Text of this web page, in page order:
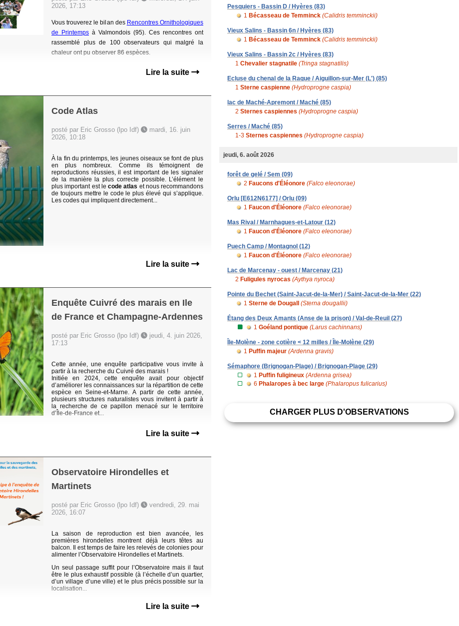
Pesquiers - Bassin D / Hyères (83)
1 Bécasseau de Temminck (Calidris temminckii)
Vieux Salins - Bassin 6n / Hyères (83)
1 Bécasseau de Temminck (Calidris temminckii)
Vieux Salins - Bassin 2c / Hyères (83)
1 Chevalier stagnatile (Tringa stagnatilis)
Ecluse du chenal de la Raque / Aiguillon-sur-Mer (L') (85)
1 Sterne caspienne (Hydroprogne caspia)
lac de Maché-Apremont / Maché (85)
2 Sternes caspiennes (Hydroprogne caspia)
Serres / Maché (85)
1-3 Sternes caspiennes (Hydroprogne caspia)
jeudi, 6. août 2026
forêt de gelé / Sem (09)
2 Faucons d'Éléonore (Falco eleonorae)
Orlu [E612N6177] / Orlu (09)
1 Faucon d'Éléonore (Falco eleonorae)
Mas Rival / Marnhagues-et-Latour (12)
1 Faucon d'Éléonore (Falco eleonorae)
Puech Camp / Montagnol (12)
1 Faucon d'Éléonore (Falco eleonorae)
Lac de Marcenay - ouest / Marcenay (21)
2 Fuligules nyrocas (Aythya nyroca)
Pointe du Bechet (Saint-Jacut-de-la-Mer) / Saint-Jacut-de-la-Mer (22)
1 Sterne de Dougall (Sterna dougallii)
Étang des Deux Amants (Anse de la prison) / Val-de-Reuil (27)
1 Goéland pontique (Larus cachinnans)
Île-Molène - zone cotière < 12 milles / Île-Molène (29)
1 Puffin majeur (Ardenna gravis)
Sémaphore (Brignogan-Plage) / Brignogan-Plage (29)
1 Puffin fuligineux (Ardenna grisea)
6 Phalaropes à bec large (Phalaropus fulicarius)
CHARGER PLUS D'OBSERVATIONS
2026, 17:13
Vous trouverez le bilan des Rencontres Ornithologiques
de Printemps à Valmondois (95). Ces rencontres ont
rassemblé plus de 100 observateurs qui malgré la
chaleur ont pu observer 86 espèces.
Lire la suite
Code Atlas
posté par Eric Grosso (lpo Idf)
mardi, 16. juin
2026, 10:18
À la fin du printemps, les jeunes oiseaux se font de plus
en plus nombreux. Comme ils témoignent de
reproductions réussies, il est important de les signaler
de la manière la plus correcte possible. L’élément le
plus important est le code atlas et nous recommandons
de toujours mettre le code le plus élevé qui s’applique.
Les codes qui impliquent directement...
Lire la suite
Enquête Cuivré des marais en Ile
de France et Champagne-Ardennes
posté par Eric Grosso (lpo Idf)
jeudi, 4. juin 2026,
17:13
Cette année, une enquête participative vous invite à
partir à la recherche du Cuivré des marais !
Initiée en 2024, cette enquête avait pour objectif
d’améliorer les connaissances sur la répartition de cette
espèce en Seine-et-Marne. A partir de cette année,
plusieurs structures naturalistes vous invitent à partir à
la recherche de ce papillon menacé sur le territoire
d’Île-de-France et...
Lire la suite
Observatoire Hirondelles et
Martinets
posté par Eric Grosso (lpo Idf)
vendredi, 29. mai
2026, 16:07
La saison de reproduction est bien avancée, les
premières hirondelles montrent déjà leurs têtes au
balcon. Il est temps de faire les relevés de colonies pour
alimenter l’Observatoire Hirondelles et Martinets.
Un seul passage suffit pour l’Observatoire mais il faut
être le plus exhaustif possible (à l’échelle d’un quartier,
d’un village d’une ville) et le plus précis possible sur la
localisation...
Lire la suite